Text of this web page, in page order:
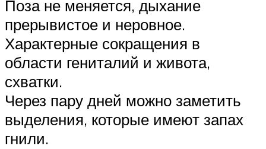
Поза не меняется, дыхание
прерывистое и неровное.
Характерные сокращения в
области гениталий и живота,
схватки.
Через пару дней можно заметить
выделения, которые имеют запах
гнили.